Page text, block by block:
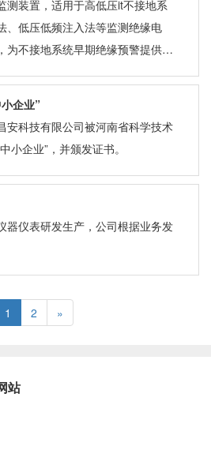
测装置，适用于高低压it不接地系
、低压低频注入法等监测绝缘电
为不接地系统早期绝缘预警提供有
企业”
安科技有限公司被河南省科学技术
小企业”，并颁发证书。
器仪表研发生产，公司根据业务发
1 2 »
站